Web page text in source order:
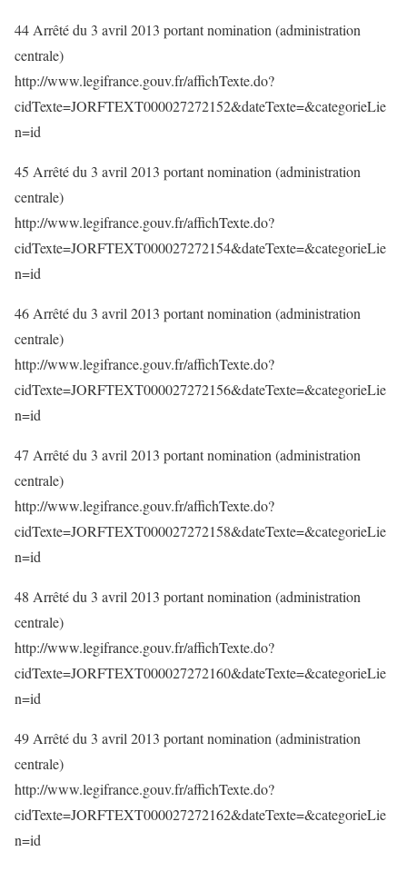
44 Arrêté du 3 avril 2013 portant nomination (administration
centrale)
http://www.legifrance.gouv.fr/affichTexte.do?
cidTexte=JORFTEXT000027272152&dateTexte=&categorieLie
n=id
45 Arrêté du 3 avril 2013 portant nomination (administration
centrale)
http://www.legifrance.gouv.fr/affichTexte.do?
cidTexte=JORFTEXT000027272154&dateTexte=&categorieLie
n=id
46 Arrêté du 3 avril 2013 portant nomination (administration
centrale)
http://www.legifrance.gouv.fr/affichTexte.do?
cidTexte=JORFTEXT000027272156&dateTexte=&categorieLie
n=id
47 Arrêté du 3 avril 2013 portant nomination (administration
centrale)
http://www.legifrance.gouv.fr/affichTexte.do?
cidTexte=JORFTEXT000027272158&dateTexte=&categorieLie
n=id
48 Arrêté du 3 avril 2013 portant nomination (administration
centrale)
http://www.legifrance.gouv.fr/affichTexte.do?
cidTexte=JORFTEXT000027272160&dateTexte=&categorieLie
n=id
49 Arrêté du 3 avril 2013 portant nomination (administration
centrale)
http://www.legifrance.gouv.fr/affichTexte.do?
cidTexte=JORFTEXT000027272162&dateTexte=&categorieLie
n=id